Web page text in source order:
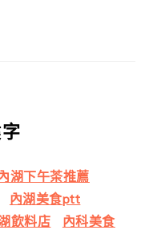
湖下午茶推薦
內湖美食ptt
飲料店
內科美食